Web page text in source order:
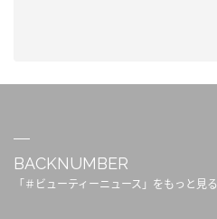
BACKNUMBER
「＃ビューティーニュース」をもっと見る